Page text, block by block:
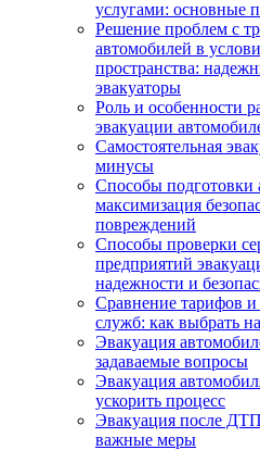
услугами: основные
Решение проблем с
автомобилей в
пространства:
эвакуаторы
Роль и особенности
эвакуации
Самостоятельная
минусы
Способы подготовки
максимизация
повреждений
Способы проверки
предприятий
надежности и
Сравнение тарифов
служб: как выбрать
Эвакуация
задаваемые вопросы
Эвакуация
ускорить процесс
Эвакуация после
важные меры